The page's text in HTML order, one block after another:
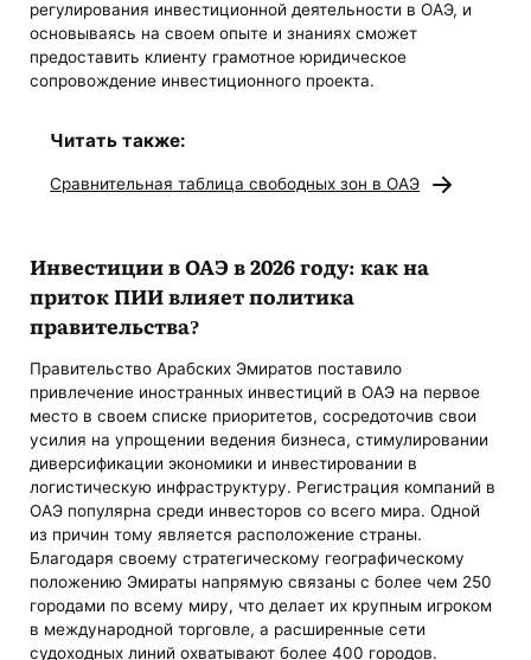
регулирования инвестиционной деятельности в ОАЭ, и
основываясь на своем опыте и знаниях сможет
предоставить клиенту грамотное юридическое
сопровождение инвестиционного проекта.
Читать также:
Сравнительная таблица свободных зон в ОАЭ
Инвестиции в ОАЭ в 2026 году: как на
приток ПИИ влияет политика
правительства?
Правительство Арабских Эмиратов поставило
привлечение иностранных инвестиций в ОАЭ на первое
место в своем списке приоритетов, сосредоточив свои
усилия на упрощении ведения бизнеса, стимулировании
диверсификации экономики и инвестировании в
логистическую инфраструктуру. Регистрация компаний в
ОАЭ популярна среди инвесторов со всего мира. Одной
из причин тому является расположение страны.
Благодаря своему стратегическому географическому
положению Эмираты напрямую связаны с более чем 250
городами по всему миру, что делает их крупным игроком
в международной торговле, а расширенные сети
судоходных линий охватывают более 400 городов.